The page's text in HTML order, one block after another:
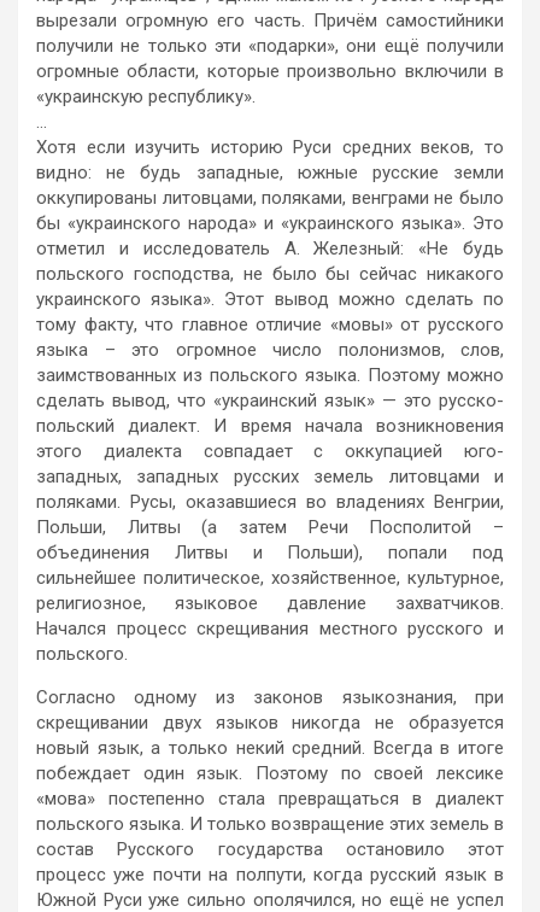
вырезали огромную его часть. Причём самостийники
получили не только эти «подарки», они ещё получили
огромные области, которые произвольно включили в
«украинскую республику».
…
Хотя если изучить историю Руси средних веков, то
видно: не будь западные, южные русские земли
оккупированы литовцами, поляками, венграми не было
бы «украинского народа» и «украинского языка». Это
отметил и исследователь А. Железный: «Не будь
польского господства, не было бы сейчас никакого
украинского языка». Этот вывод можно сделать по
тому факту, что главное отличие «мовы» от русского
языка – это огромное число полонизмов, слов,
заимствованных из польского языка. Поэтому можно
сделать вывод, что «украинский язык» — это русско-
польский диалект. И время начала возникновения
этого диалекта совпадает с оккупацией юго-
западных, западных русских земель литовцами и
поляками. Русы, оказавшиеся во владениях Венгрии,
Польши, Литвы (а затем Речи Посполитой –
объединения Литвы и Польши), попали под
сильнейшее политическое, хозяйственное, культурное,
религиозное, языковое давление захватчиков.
Начался процесс скрещивания местного русского и
польского.
Согласно одному из законов языкознания, при
скрещивании двух языков никогда не образуется
новый язык, а только некий средний. Всегда в итоге
побеждает один язык. Поэтому по своей лексике
«мова» постепенно стала превращаться в диалект
польского языка. И только возвращение этих земель в
состав Русского государства остановило этот
процесс уже почти на полпути, когда русский язык в
Южной Руси уже сильно ополячился, но ещё не успел